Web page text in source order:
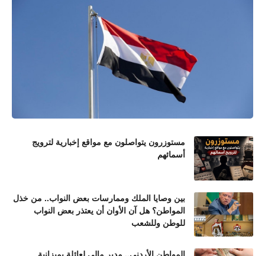
مستوزرون يتواصلون مع مواقع إخبارية لترويج
أسمائهم
بين وصايا الملك وممارسات بعض النواب.. من خذل
المواطن؟ هل آن الأوان أن يعتذر بعض النواب
للوطن وللشعب